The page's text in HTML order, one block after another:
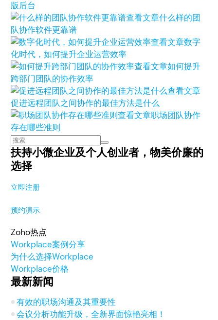
版后台
查看文章什么样的团
队协作软件更靠谱
查看文章数字
化时代，如何提升企业运营效率
查看文章如何提升
跨部门团队的协作效率
查看文章
促进远程团队之间协作的最佳方法是什么
查看文章职场团队协作
存在哪些准则
扶持小微企业及个人创业者，物美价廉的
选择
立即注册
预约演示
Zoho热点
Workplace案例分享
为什么选择Workplace
Workplace价格
最新新闻
有效的职场沟通及其重要性
会议分析功能升级，全新界面惊艳亮相！